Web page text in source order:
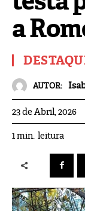
a
AUTOR:
23 de Abril, 2026
1min. leitura